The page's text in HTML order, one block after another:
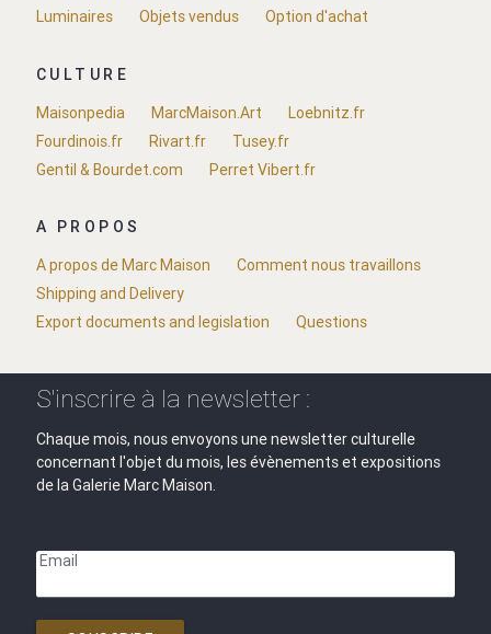
Luminaires
Objets vendus Option d'achat
CULTURE
Maisonpedia
MarcMaison.Art
Loebnitz.fr
Fourdinois.fr
Rivart.fr
Tusey.fr
Gentil & Bourdet.com
Perret Vibert.fr
A PROPOS
A propos de Marc Maison
Comment nous travaillons
Shipping and Delivery
Export documents and legislation
Questions
S'inscrire à la newsletter :
Chaque mois, nous envoyons une newsletter culturelle
concernant l'objet du mois, les évènements et expositions
de la Galerie Marc Maison.
Email